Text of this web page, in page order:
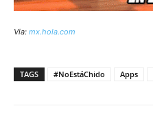
Via: mx.hola.com
TAGS #NoEstáChido Apps